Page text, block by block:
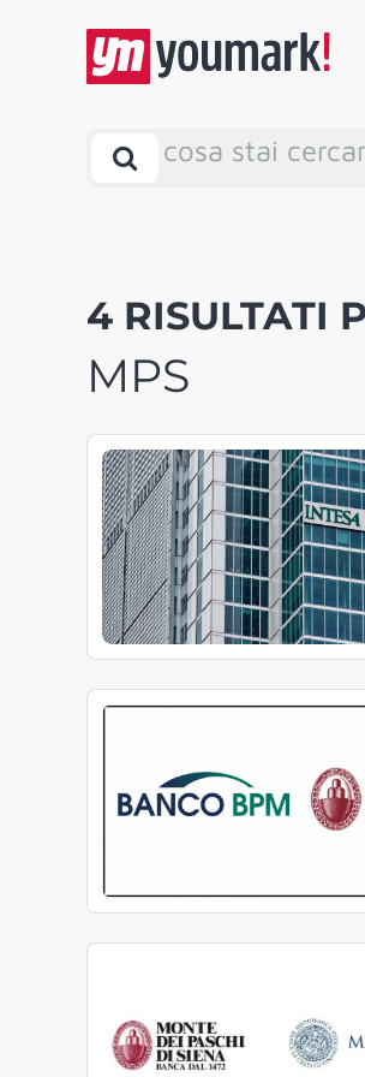
cosa stai
4 RISULTATI
MPS